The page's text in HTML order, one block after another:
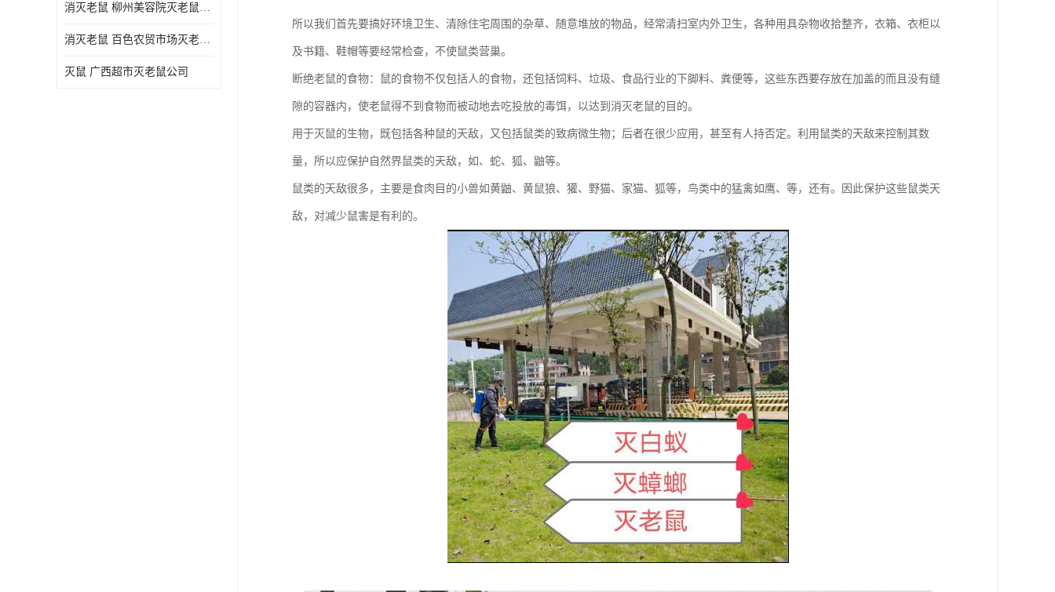
消灭老鼠 柳州美容院灭老鼠费用
消灭老鼠 百色农贸市场灭老鼠公司
灭鼠 广西超市灭老鼠公司
所以我们首先要搞好环境卫生、清除住宅周围的杂草、随意堆放的物品，经常清扫室内外卫生，各种用具杂物收拾整齐，衣箱、衣柜以
及书籍、鞋帽等要经常检查，不使鼠类营巢。
断绝老鼠的食物：鼠的食物不仅包括人的食物，还包括饲料、垃圾、食品行业的下脚料、粪便等，这些东西要存放在加盖的而且没有缝
隙的容器内，使老鼠得不到食物而被动地去吃投放的毒饵，以达到消灭老鼠的目的。
用于灭鼠的生物，既包括各种鼠的天敌，又包括鼠类的致病微生物；后者在很少应用，甚至有人持否定。利用鼠类的天敌来控制其数
量，所以应保护自然界鼠类的天敌，如、蛇、狐、鼬等。
鼠类的天敌很多，主要是食肉目的小兽如黄鼬、黄鼠狼、獾、野猫、家猫、狐等，鸟类中的猛禽如鹰、等，还有。因此保护这些鼠类天
敌，对减少鼠害是有利的。